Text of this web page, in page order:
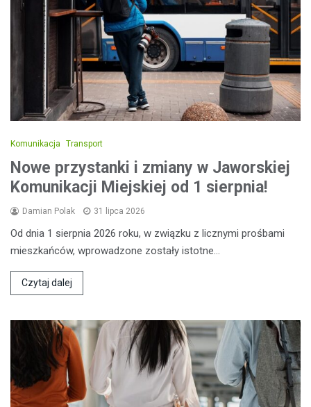
Komunikacja Transport
Nowe przystanki i zmiany w Jaworskiej
Komunikacji Miejskiej od 1 sierpnia!
Damian Polak 31 lipca 2026
Od dnia 1 sierpnia 2026 roku, w związku z licznymi prośbami
mieszkańców, wprowadzone zostały istotne…
Czytaj dalej